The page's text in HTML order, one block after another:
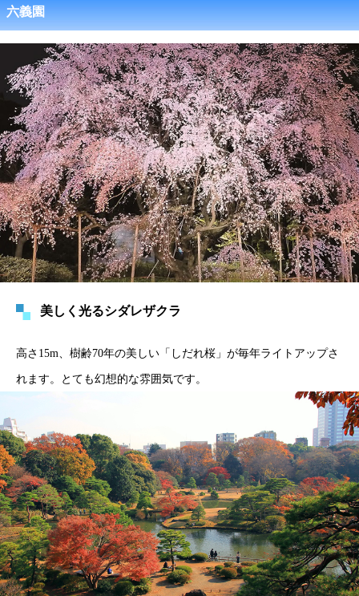
六義園
美しく光るシダレザクラ
高さ15m、樹齢70年の美しい「しだれ桜」が毎年ライトアップさ
れます。とても幻想的な雰囲気です。